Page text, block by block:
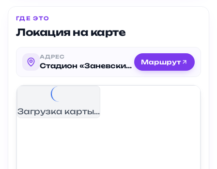
ГДЕ ЭТО
Локация на карте
АДРЕС
Стадион «Заневский» Маршрут
Загрузка карты...